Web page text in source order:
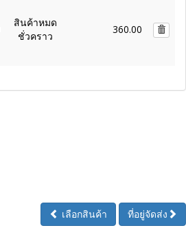
สินค้าหมด
ชั่วคราว
360.00
เลือกสินค้า ที่อยู่จัดส่ง